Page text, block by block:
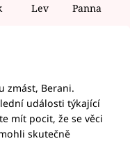
Lev Panna
zmást, Berani.
události týkající
mít pocit, že se věci
skutečně